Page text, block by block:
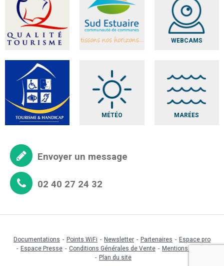
WEBCAMS
MÉTÉO MARÉES
Envoyer un message
02 40 27 24 32
Documentations Points WiFi Newsletter Partenaires
Espace pro
Espace Presse
Conditions Générales de Vente
Mentions légales
Plan du site